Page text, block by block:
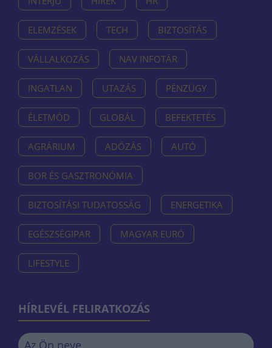
ELEMZÉSEK TECH BIZTOSÍTÁS
VÁLLALKOZÁS NAV INFOTÁR
INGATLAN UTAZÁS PÉNZÜGY
ÉLETMÓD GLOBÁL BEFEKTETÉS
AGRÁRIUM ADÓZÁS AUTÓ
BOR ÉS GASZTRONÓMIA
BIZTOSÍTÁSI TUDATOSSÁG ENERGETIKA
EGÉSZSÉGIPAR MAGYAR EURÓ
LIFESTYLE
HÍRLEVÉL FELIRATKOZÁS